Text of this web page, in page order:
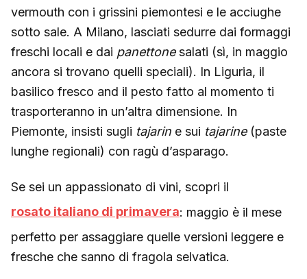
vermouth con i grissini piemontesi e le acciughe
sotto sale. A Milano, lasciati sedurre dai formaggi
freschi locali e dai panettonesalati (sì, in maggio
ancora si trovano quelli speciali). In Liguria, il
basilico fresco and il pesto fatto al momento ti
trasporteranno in un’altra dimensione. In
Piemonte, insisti sugli tajarin e sui tajarine(paste
lunghe regionali) con ragù d’asparago.
Se sei un appassionato di vini, scopri il
rosato italiano di primavera: maggio è il mese
perfetto per assaggiare quelle versioni leggere e
fresche che sanno di fragola selvatica.